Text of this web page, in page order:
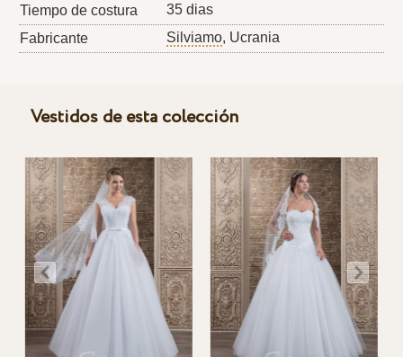
Tiempo de costura
35 dias
Fabricante
Silviamo, Ucrania
Vestidos de esta colección